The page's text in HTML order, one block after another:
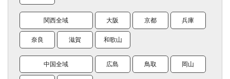
関西全域 大阪 京都 兵庫
奈良 滋賀 和歌山
中国全域 広島 鳥取 岡山